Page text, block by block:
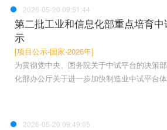
2026-05-20 09:51:44
第二批工业和信息化部重点培育
示
[项目公示-国家-2026年]
为贯彻党中央、国务院关于中试平台的决策
化部办公厅关于进一步加快制造业中试平台
2026-05-20 09:49:05